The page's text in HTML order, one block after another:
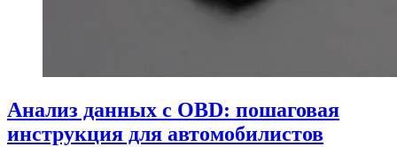
Анализ данных с OBD: пошаговая
инструкция для автомобилистов